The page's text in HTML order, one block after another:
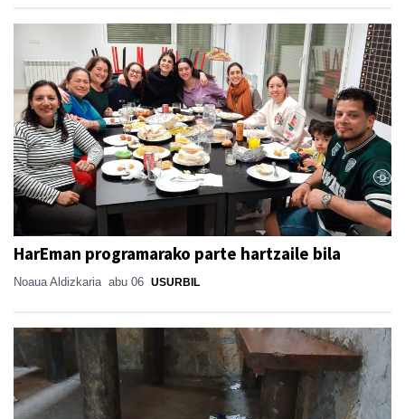
HarEman programarako parte hartzaile bila
Noaua Aldizkaria abu 06 USURBIL